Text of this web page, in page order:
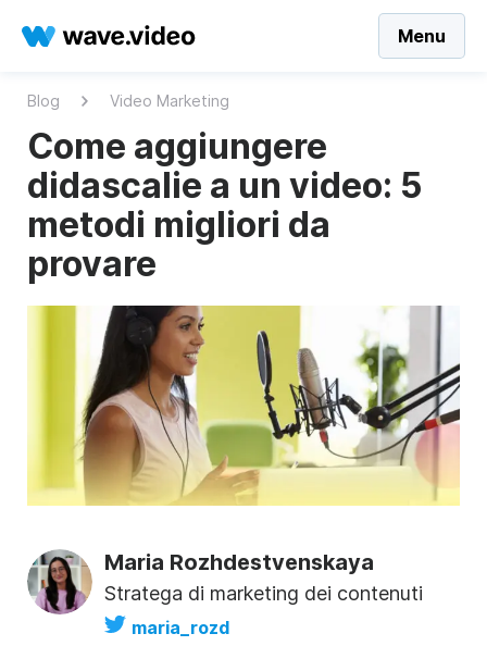
Menu
Blog Video Marketing
Come aggiungere
didascalie a un video: 5
metodi migliori da
provare
Maria Rozhdestvenskaya
Stratega di marketing dei contenuti
maria_rozd